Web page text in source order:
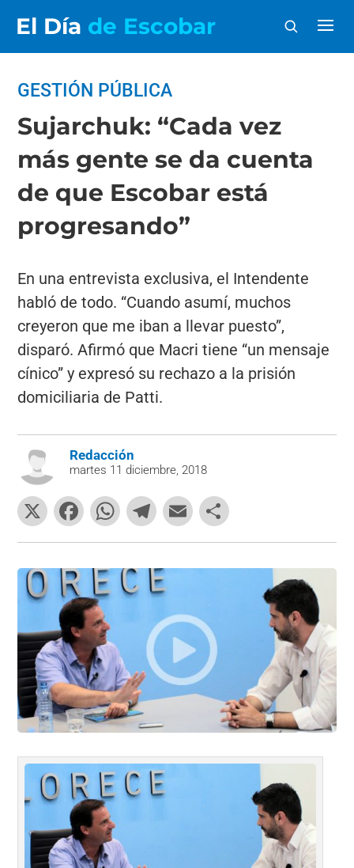
El Día de Escobar
GESTIÓN PÚBLICA
Sujarchuk: “Cada vez
más gente se da cuenta
de que Escobar está
progresando”
En una entrevista exclusiva, el Intendente
habló de todo. “Cuando asumí, muchos
creyeron que me iban a llevar puesto”,
disparó. Afirmó que Macri tiene “un mensaje
cínico” y expresó su rechazo a la prisión
domiciliaria de Patti.
Redacción
martes 11 diciembre, 2018
X
F
a
c
e
b
o
o
k
W
h
at
s
p
T
el
e
gr
a
m
E
m
ai
o
m